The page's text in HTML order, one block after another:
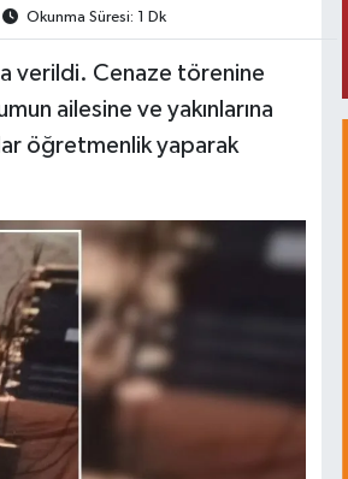
Okunma Süresi: 1 Dk
verildi. Cenaze törenine
ailesine ve yakınlarına
öğretmenlik yaparak